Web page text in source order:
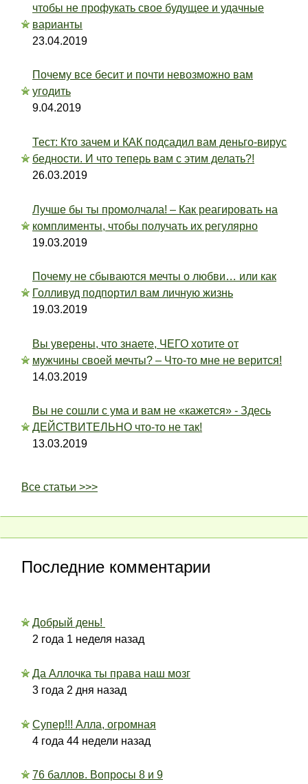
чтобы не профукать свое будущее и удачные
варианты
23.04.2019
Почему все бесит и почти невозможно вам
угодить
9.04.2019
Тест: Кто зачем и КАК подсадил вам деньго-вирус
бедности. И что теперь вам с этим делать?!
26.03.2019
Лучше бы ты промолчала! – Как реагировать на
комплименты, чтобы получать их регулярно
19.03.2019
Почему не сбываются мечты о любви… или как
Голливуд подпортил вам личную жизнь
19.03.2019
Вы уверены, что знаете, ЧЕГО хотите от
мужчины своей мечты? – Что-то мне не верится!
14.03.2019
Вы не сошли с ума и вам не «кажется» - Здесь
ДЕЙСТВИТЕЛЬНО что-то не так!
13.03.2019
Все статьи >>>
Последние комментарии
Добрый день!
2 года 1 неделя назад
Да Аллочка ты права наш мозг
3 года 2 дня назад
Супер!!! Алла, огромная
4 года 44 недели назад
76 баллов. Вопросы 8 и 9